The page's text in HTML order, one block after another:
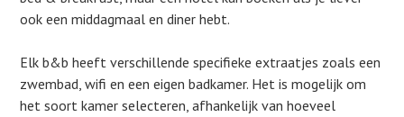
ook een middagmaal en diner hebt.
Elk b&b heeft verschillende specifieke extraatjes zoals een
zwembad, wifi en een eigen badkamer. Het is mogelijk om
het soort kamer selecteren, afhankelijk van hoeveel